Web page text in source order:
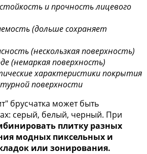
и прочность лицевого
(дольше сохраняет
(нескользкая поверхность)
(немаркая поверхность)
характеристики покрытия
поверхности
брусчатка может быть
серый, белый, черный. При
плитку разных
модных пиксельных и
или зонирования.